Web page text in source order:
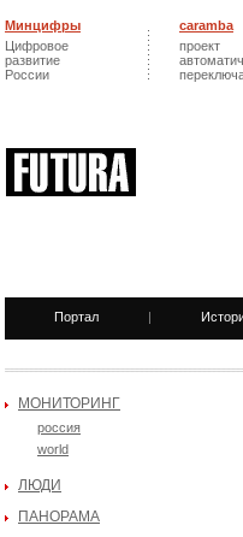
Минцифры
Цифровое
развитие
России
caramba
проект
Портал |
МОНИТОРИНГ
россия
world
ЛЮДИ
ПАНОРАМА